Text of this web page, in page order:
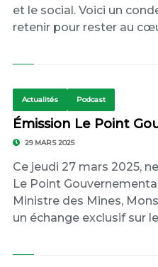
et le social. Voici un
retenir pour rester au
Actualités Podcast
Émission Le Point
29 MARS 2025
Ce jeudi 27 mars 2025,
Le Point
Ministre des Mines,
un échange exclusif sur